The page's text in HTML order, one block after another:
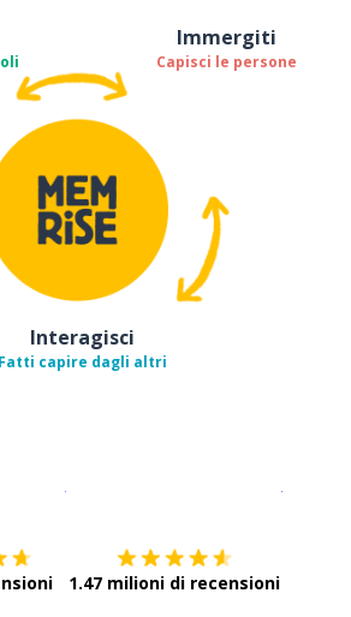
Immergiti
Capisci le persone
Interagisci
Fatti capire dagli altri
1.47 milioni di recensioni